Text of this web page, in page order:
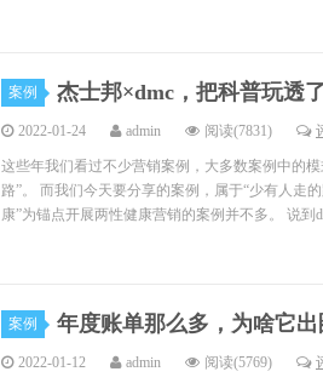
案例 杰士邦×dmc，把科普玩透
2022-01-24 admin 阅读(7831)
这些年我们看过不少营销案例，大多数案例中的
路”。 而我们今天要分享的案例，属于“少有人走
康”为锚点开展两性健康营销的案例并不多。 说到
案例 年度账单那么多，为啥它出
2022-01-12 admin 阅读(5769)